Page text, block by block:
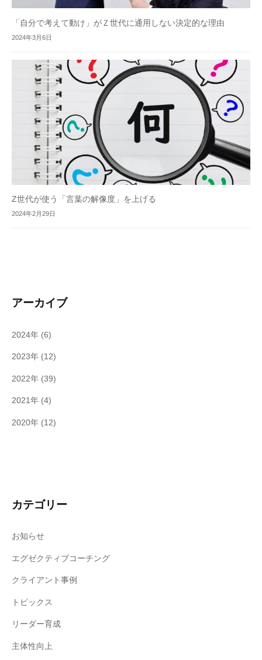
「自分で考えて動け」がＺ世代に通用しない決定的な理由
2024年3月6日
Z世代が使う「言葉の解像度」を上げる
2024年2月29日
アーカイブ
2024年 (6)
2023年 (12)
2022年 (39)
2021年 (4)
2020年 (12)
カテゴリー
お知らせ
エグゼクティブコーチング
クライアント事例
トピックス
リーダー育成
主体性向上